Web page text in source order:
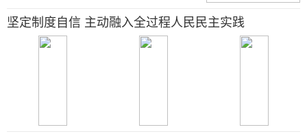
坚定制度自信 主动融入全过程人民民主实践